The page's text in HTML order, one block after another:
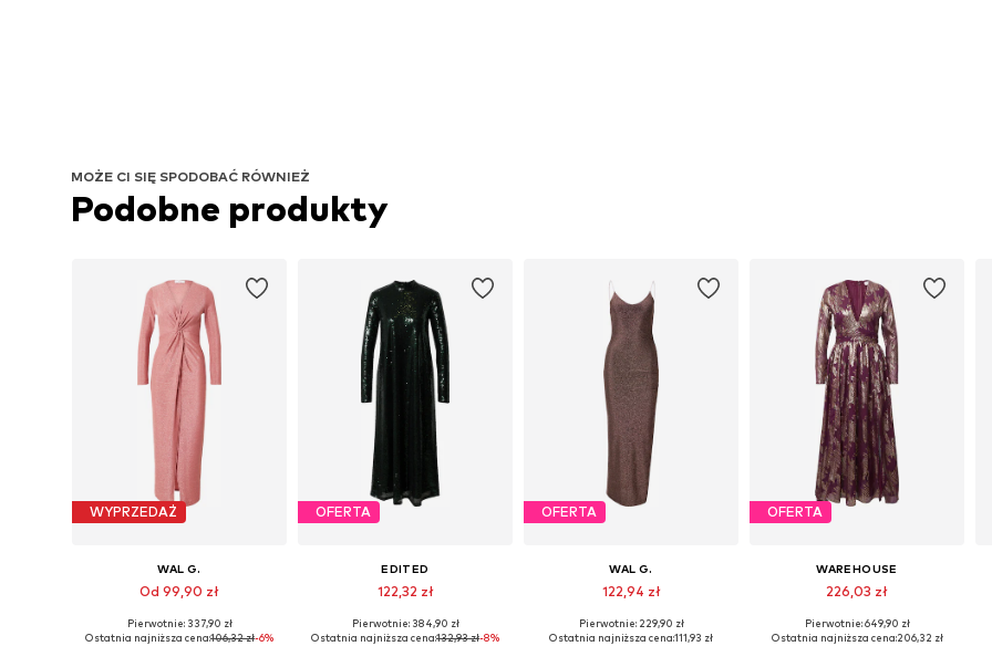
MOŻE CI SIĘ SPODOBAĆ RÓWNIEŻ
Podobne produkty
WYPRZEDAŻ
WAL G.
Od 99,90 zł
Dostępne rozmiary: 34, 36, 38
Pierwotnie: 337,90 zł
Ostatnia najniższa cena:106,32 zł-6%
OFERTA
EDITED
122,32 zł
Dostępne rozmiary: 34, 36, 38
Pierwotnie: 384,90 zł
Ostatnia najniższa cena:132,93 zł-8%
OFERTA
WAL G.
122,94 zł
Dostępne rozmiary: 38, 40, 42
Pierwotnie: 229,90 zł
Ostatnia najniższa cena:111,93 zł
OFERTA
WAREHOUSE
226,03 zł
Dostępne rozmiary: 34, 36, 38, 40
Pierwotnie: 649,90 zł
Ostatnia najniższa cena:206,32 zł